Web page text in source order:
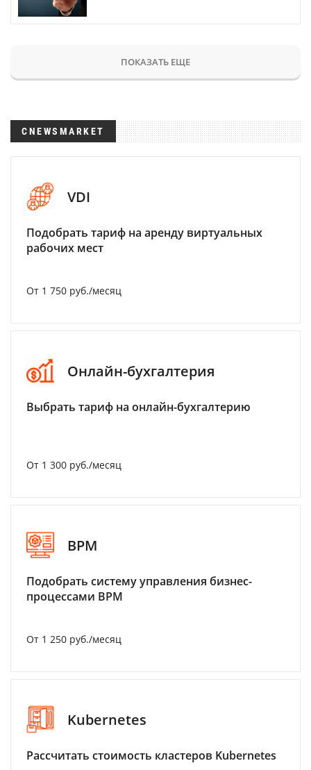
ПОКАЗАТЬ ЕЩЕ
CNEWSMARKET
VDI
Подобрать тариф на аренду виртуальных
рабочих мест
От 1 750 руб./месяц
Онлайн-бухгалтерия
Выбрать тариф на онлайн-бухгалтерию
От 1 300 руб./месяц
BPM
Подобрать систему управления бизнес-
процессами BPM
От 1 250 руб./месяц
Kubernetes
Рассчитать стоимость кластеров Kubernetes